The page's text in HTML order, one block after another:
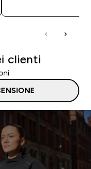
clienti